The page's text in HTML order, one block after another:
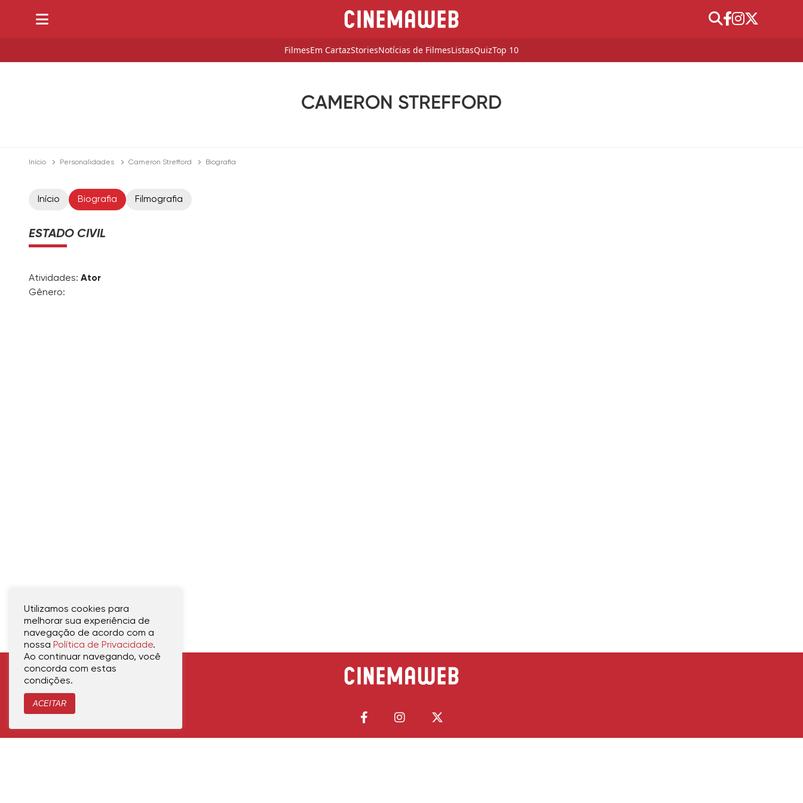
FilmesEm CartazStoriesNotícias de FilmesListasQuizTop 10
CAMERON STREFFORD
Início Personalidades Cameron Strefford Biografia
Início Biografia Filmografia
ESTADO CIVIL
Atividades: Ator
Gênero:
Utilizamos cookies para
melhorar sua experiência de
navegação de acordo com a
nossa Política de Privacidade.
Ao continuar navegando, você
concorda com estas
condições.
ACEITAR